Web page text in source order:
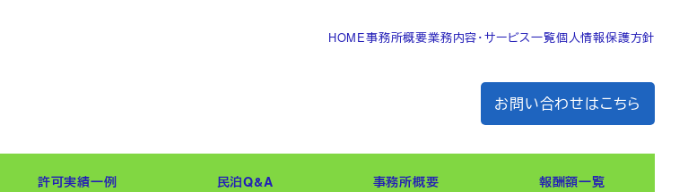
HOME事務所概要業務内容・サービス一覧個人情報保護方針
お問い合わせはこちら
許可実績一例 民泊Q&A 事務所概要 報酬額一覧